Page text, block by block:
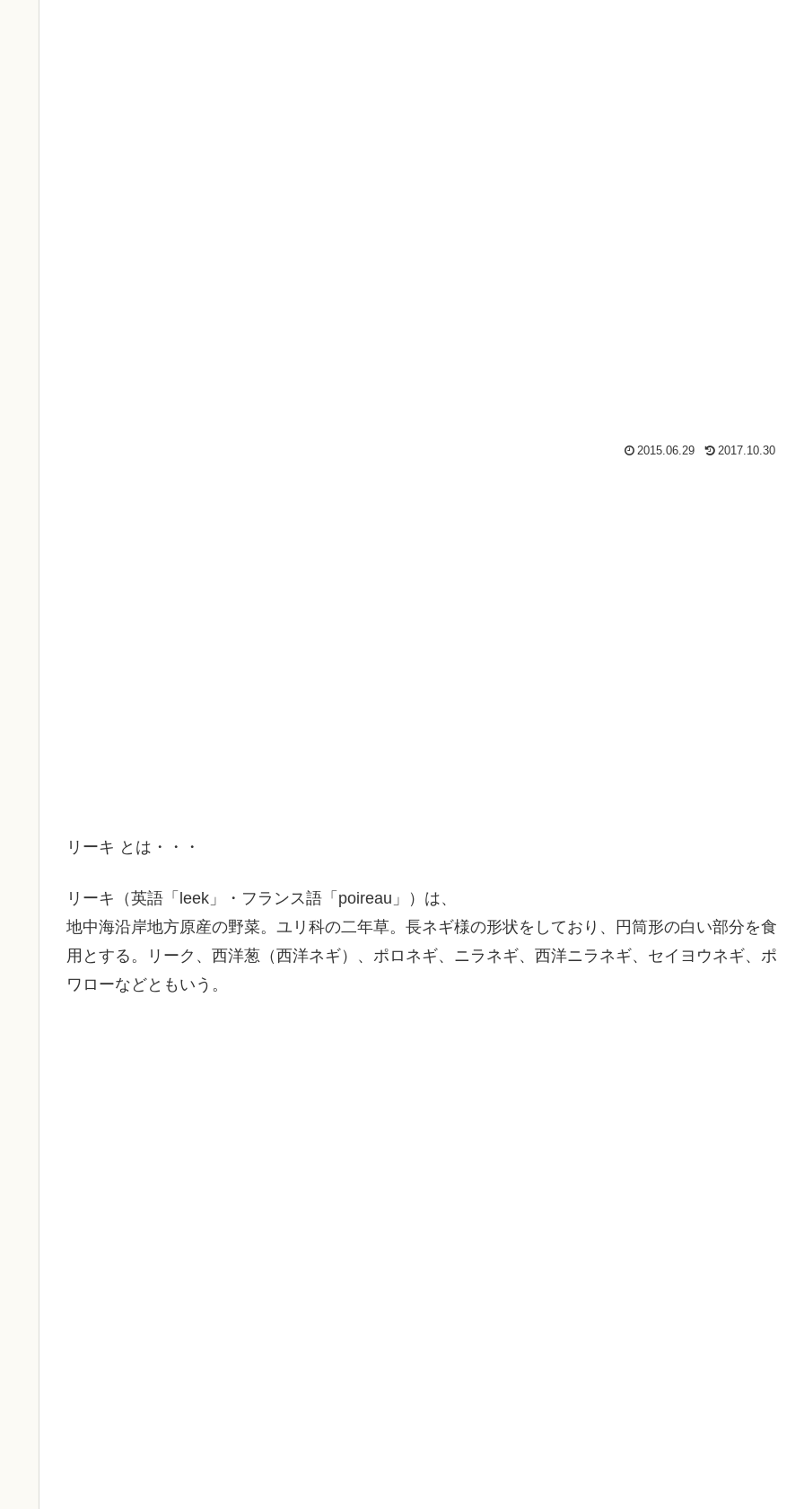
2015.06.29 2017.10.30
リーキ とは・・・
リーキ（英語「leek」・フランス語「poireau」）は、
地中海沿岸地方原産の野菜。ユリ科の二年草。長ネギ様の形状をしており、円筒形の白い部分を食
用とする。リーク、西洋葱（西洋ネギ）、ポロネギ、ニラネギ、西洋ニラネギ、セイヨウネギ、ポ
ワローなどともいう。